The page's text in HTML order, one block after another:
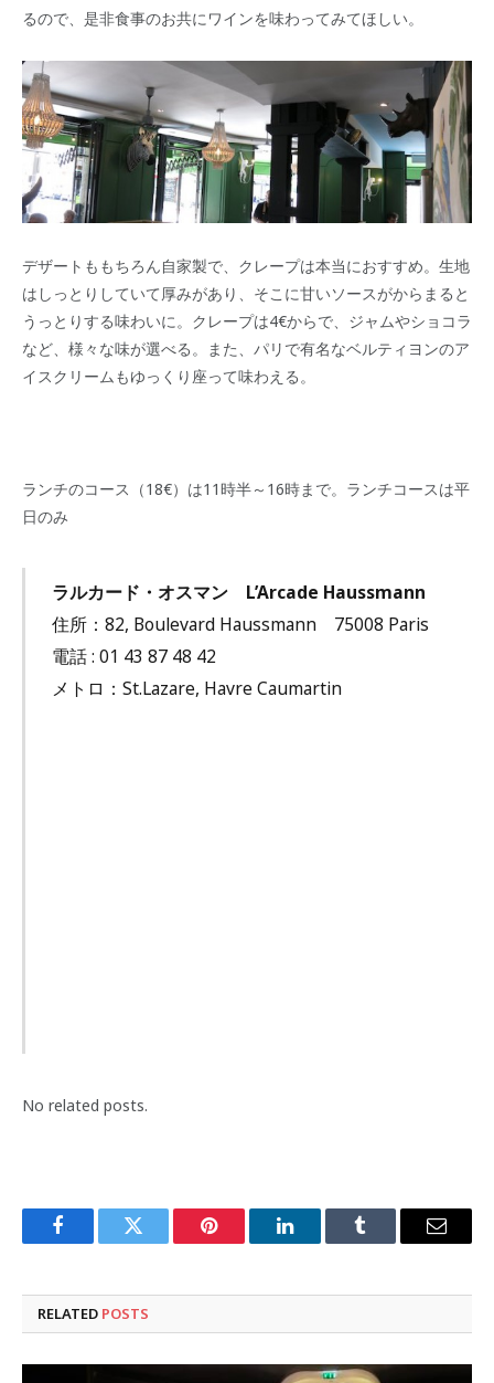
るので、是非食事のお共にワインを味わってみてほしい。
デザートももちろん自家製で、クレープは本当におすすめ。生地
はしっとりしていて厚みがあり、そこに甘いソースがからまると
うっとりする味わいに。クレープは4€からで、ジャムやショコラ
など、様々な味が選べる。また、パリで有名なベルティヨンのア
イスクリームもゆっくり座って味わえる。
ランチのコース（18€）は11時半～16時まで。ランチコースは平
日のみ
ラルカード・オスマン L’Arcade Haussmann
住所：82, Boulevard Haussmann 75008 Paris
電話 : 01 43 87 48 42
メトロ：St.Lazare, Havre Caumartin
No related posts.
FacebookTwitter Pinterest LinkedInTumblr Email
RELATED POSTS